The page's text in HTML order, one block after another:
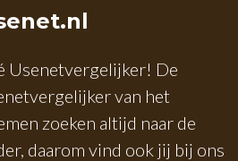
Usenetvergelijker! De
van het
zoeken altijd naar de
daarom vind ook jij bij ons